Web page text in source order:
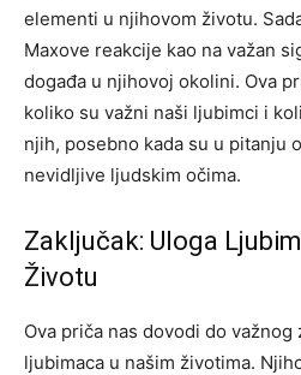
elementi u njihovom životu.
Maxove reakcije kao na važan
događa u njihovoj okolini. Ova
koliko su važni naši ljubimci i
njih, posebno kada su u pitanju
nevidljive ljudskim očima.
Zaključak: Uloga
Životu
Ova priča nas dovodi do važnog
ljubimaca u našim životima.